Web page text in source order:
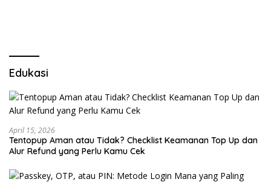
Edukasi
April 15, 2026
Tentopup Aman atau Tidak? Checklist Keamanan Top Up dan
Alur Refund yang Perlu Kamu Cek